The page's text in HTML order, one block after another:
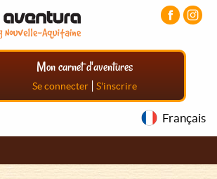
Mon carnet d'aventures
Se connecter | S'inscrire
Français